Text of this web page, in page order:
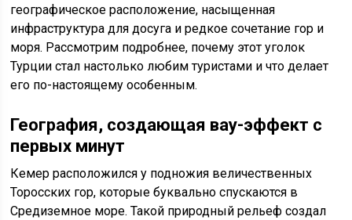
географическое расположение, насыщенная
инфраструктура для досуга и редкое сочетание гор и
моря. Рассмотрим подробнее, почему этот уголок
Турции стал настолько любим туристами и что делает
его по-настоящему особенным.
География, создающая вау-эффект с
первых минут
Кемер расположился у подножия величественных
Торосских гор, которые буквально спускаются в
Средиземное море. Такой природный рельеф создал